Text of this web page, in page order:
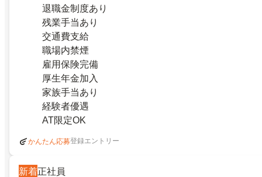
退職金制度あり
残業手当あり
交通費支給
職場内禁煙
雇用保険完備
厚生年金加入
家族手当あり
経験者優遇
AT限定OK
かんたん応募登録エントリー
新着正社員